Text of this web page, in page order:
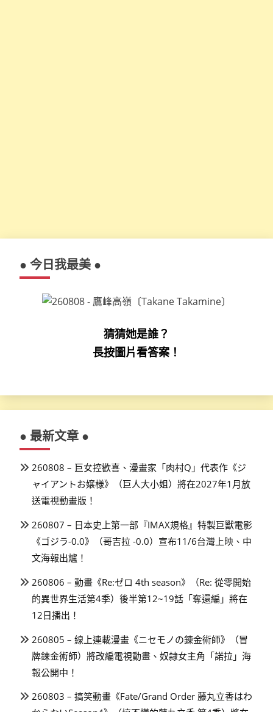
● 今日我最美 ●
猜猜她是誰？
長按圖片看答案！
● 最新文章 ●
260808 – 巨女控歡喜、漫畫家「肉村Q」代表作《ジ
ャイアントお嬢様》（巨人大小姐）將在2027年1月放
送電視動畫版！
260807 – 日本史上第一部『IMAX規格』特製巨獸電影
《ゴジラ-0.0》（哥吉拉 -0.0）宣布11/6台灣上映、中
文海報出爐！
260806 – 動畫《Re:ゼロ 4th season》（Re: 從零開始
的異世界生活第4季）後半第12~19話「奪還編」將在
12日播出！
260805 – 線上連載漫畫《ニセモノの錬金術師》（冒
牌鍊金術師）將改編電視動畫、奴隸女主角「諾拉」海
報公開中！
260803 – 搞笑動畫《Fate/Grand Order 藤丸立香はわ